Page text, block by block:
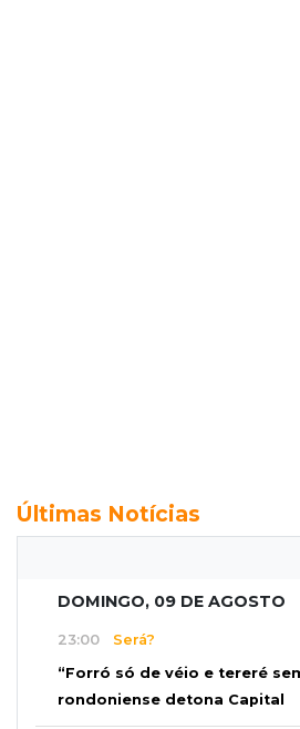
Últimas Notícias
DOMINGO, 09 DE AGOSTO
23:00 Será?
“Forró só de véio e tereré
rondoniense detona Capital